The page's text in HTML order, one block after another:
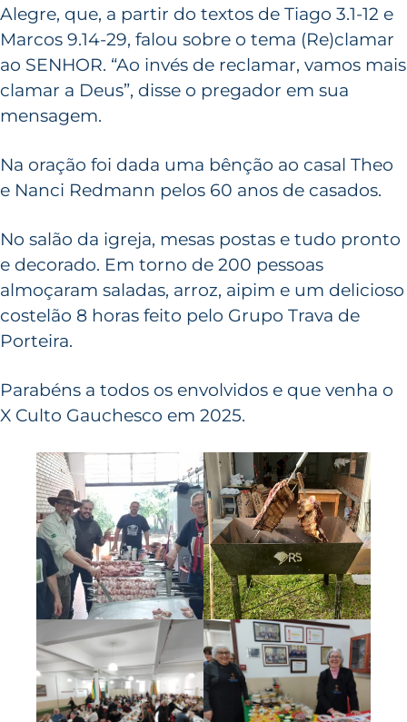
Alegre, que, a partir do textos de Tiago 3.1-12 e
Marcos 9.14-29, falou sobre o tema (Re)clamar
ao SENHOR. “Ao invés de reclamar, vamos mais
clamar a Deus”, disse o pregador em sua
mensagem.
Na oração foi dada uma bênção ao casal Theo
e Nanci Redmann pelos 60 anos de casados.
No salão da igreja, mesas postas e tudo pronto
e decorado. Em torno de 200 pessoas
almoçaram saladas, arroz, aipim e um delicioso
costelão 8 horas feito pelo Grupo Trava de
Porteira.
Parabéns a todos os envolvidos e que venha o
X Culto Gauchesco em 2025.